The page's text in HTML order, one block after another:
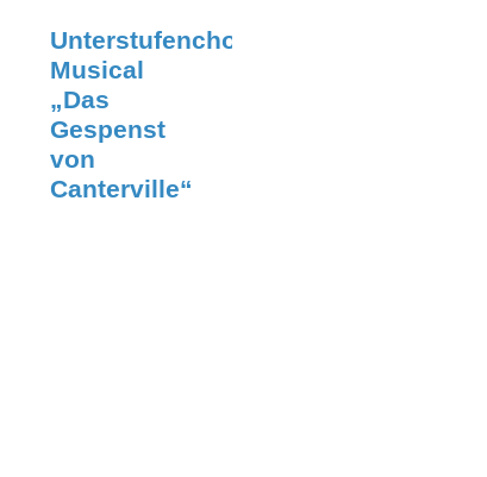
Unterstufenchor-
Musical
„Das
Gespenst
von
Canterville“